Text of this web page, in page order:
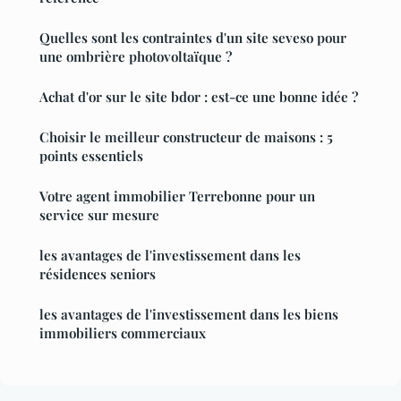
Quelles sont les contraintes d'un site seveso pour
une ombrière photovoltaïque ?
Achat d'or sur le site bdor : est-ce une bonne idée ?
Choisir le meilleur constructeur de maisons : 5
points essentiels
Votre agent immobilier Terrebonne pour un
service sur mesure
les avantages de l'investissement dans les
résidences seniors
les avantages de l'investissement dans les biens
immobiliers commerciaux